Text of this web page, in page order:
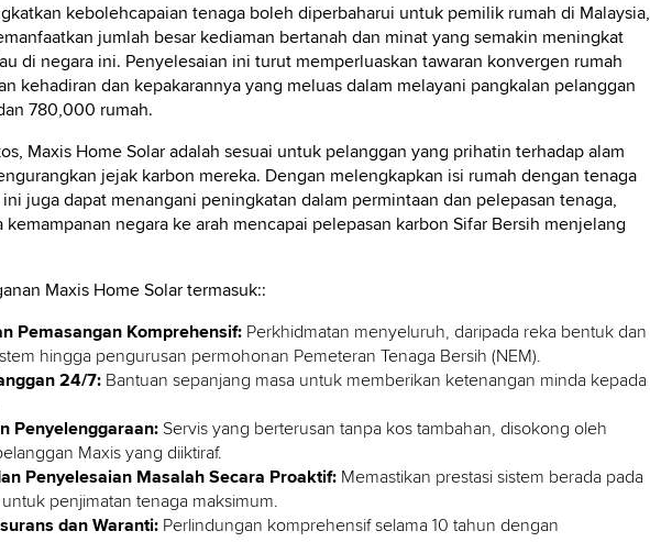
kebolehcapaian tenaga boleh diperbaharui untuk pemilik rumah di Malaysia,
jumlah besar kediaman bertanah dan minat yang semakin meningkat
di negara ini. Penyelesaian ini turut memperluaskan tawaran konvergen rumah
kehadiran dan kepakarannya yang meluas dalam melayani pangkalan pelanggan
780,000 rumah.
Maxis Home Solar adalah sesuai untuk pelanggan yang prihatin terhadap alam
jejak karbon mereka. Dengan melengkapkan isi rumah dengan tenaga
juga dapat menangani peningkatan dalam permintaan dan pelepasan tenaga,
negara ke arah mencapai pelepasan karbon Sifar Bersih menjelang
Maxis Home Solar termasuk::
Pemasangan Komprehensif: Perkhidmatan menyeluruh, daripada reka bentuk dan
hingga pengurusan permohonan Pemeteran Tenaga Bersih (NEM).
24/7: Bantuan sepanjang masa untuk memberikan ketenangan minda kepada
Penyelenggaraan: Servis yang berterusan tanpa kos tambahan, disokong oleh
Maxis yang diiktiraf.
Penyelesaian Masalah Secara Proaktif: Memastikan prestasi sistem berada pada
penjimatan tenaga maksimum.
dan Waranti: Perlindungan komprehensif selama 10 tahun dengan